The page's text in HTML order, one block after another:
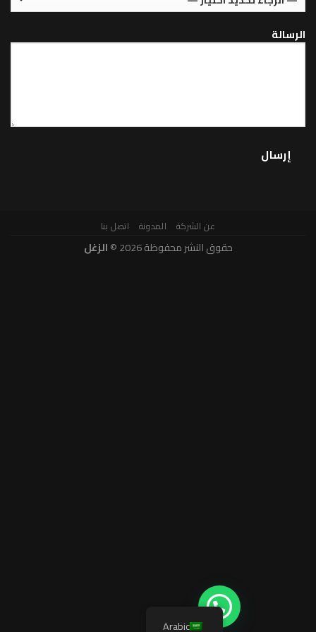
المدونة اتصل بنا
حقوق النشر محفوظة 2026 © الزغل
Arabic